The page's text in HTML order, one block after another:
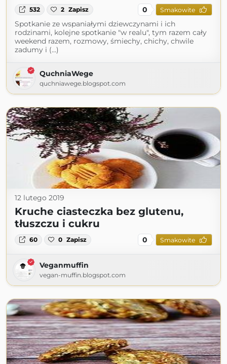
532 2 Zapisz 0 Smakowite
Spotkanie ze wspaniałymi dziewczynami i ich
rodzinami, kolejne spotkanie "w realu", tym razem cały
weekend razem, rozmowy, śmiechy, chichy, chwile
zadumy i (...)
QuchniaWege
quchniawege.blogspot.com
12 lutego 2019
Kruche ciasteczka bez glutenu,
tłuszczu i cukru
60 0 Zapisz 0 Smakowite
Veganmuffin
vegan-muffin.blogspot.com